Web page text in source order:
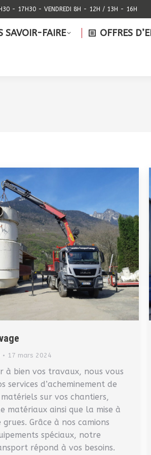
- 17H30 - VENDREDI 8H - 12H / 13H - 16H
SAVOIR-FAIRE OFFRES
17 mars 2024
à bien vos travaux, nous vous
services d’acheminement de
sur vos chantiers,
matériaux ainsi que la mise à
Grâce à nos camions
spéciaux, notre
répond à vos besoins.
SAVOIR-FAIRE OFFRES